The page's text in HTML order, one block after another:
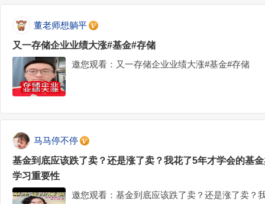
董老师想躺平
又一存储企业业绩大涨#基金#存储
邀您观看：又一存储企业业绩大涨#基金#存储
马马停不停
基金到底应该跌了卖？还是涨了卖？我花了5年才学会的基
学习重要性
邀您观看：基金到底应该跌了卖？还是涨了卖？